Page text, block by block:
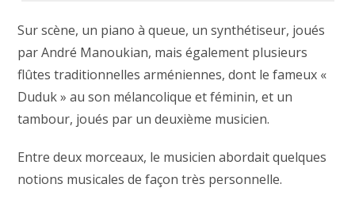
Sur scène, un piano à queue, un synthétiseur, joués
par André Manoukian, mais également plusieurs
flûtes traditionnelles arméniennes, dont le fameux «
Duduk » au son mélancolique et féminin, et un
tambour, joués par un deuxième musicien.
Entre deux morceaux, le musicien abordait quelques
notions musicales de façon très personnelle.